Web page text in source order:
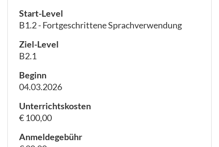
Start-Level
B1.2 - Fortgeschrittene Sprachverwendung
Ziel-Level
B2.1
Beginn
04.03.2026
Unterrichtskosten
€ 100,00
Anmeldegebühr